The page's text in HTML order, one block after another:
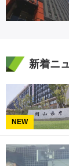
新着ニ
NEW